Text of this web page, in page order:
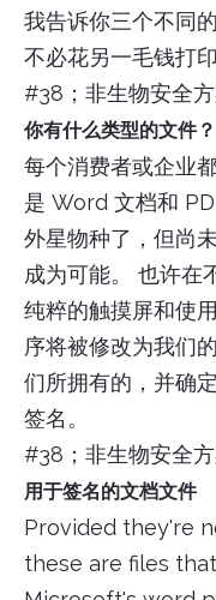
我告诉你三个不同
不必花另一毛钱打
#38；非生物安全方
你有什么类型的文件？
每个消费者或企业
是 Word 文档和
外星物种了，但尚
成为可能。 也许在
纯粹的触摸屏和使
序将被修改为我们
们所拥有的，并确
签名。
#38；非生物安全方
用于签名的文档文件
Provided they're
these are files